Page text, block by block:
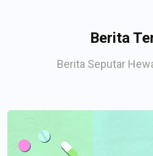
Berita
Berita Seputar